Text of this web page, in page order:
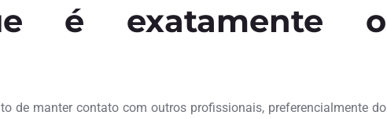
é exatamente o
de manter contato com outros profissionais, preferencialmente do